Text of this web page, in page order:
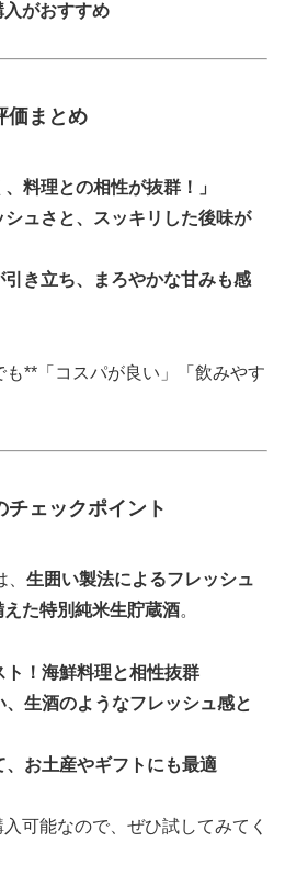
がおすすめ
価まとめ
料理との相性が抜群！」
シュさと、スッキリした後味が
引き立ち、まろやかな甘みも感
**「コスパが良い」「飲みやす
ェックポイント
生囲い製法によるフレッシュ
た特別純米生貯蔵酒。
！海鮮料理と相性抜群
生酒のようなフレッシュ感と
お土産やギフトにも最適
可能なので、ぜひ試してみてく